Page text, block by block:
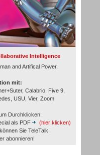
Intelligence
and Artifical Power.
mit:
Calabrio, Five 9,
USU, Vier, Zoom
Durchklicken:
als PDF
(hier klicken)
können Sie TeleTalk
abonnieren!